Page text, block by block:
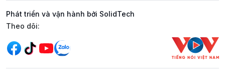
Phát triển và vận hành bởi SolidTech
Mạng xã hội
Theo dõi: